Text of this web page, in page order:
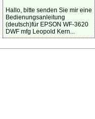
Hallo, bitte senden Sie mir eine
Bedienungsanleitung
(deutsch)für EPSON WF-3620
DWF mfg Leopold Kern...